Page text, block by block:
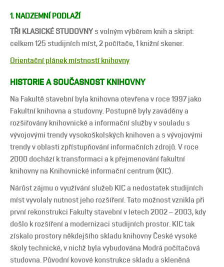
1. NADZEMNÍ PODLAŽÍ
TŘI KLASICKÉ STUDOVNYs volným výběrem knih a skript:
celkem 125 studijních míst, 2 počítače, 1 knižní skener.
Orientační plánek místností knihovny
HISTORIE A SOUČASNOST KNIHOVNY
Na Fakultě stavební byla knihovna otevřena v roce 1997 jako
Fakultní knihovna a studovny. Postupně byly zaváděny a
rozšiřovány knihovnické a informační služby v souladu s
vývojovými trendy vysokoškolských knihoven a s vývojovými
trendy v oblasti zpřístupňování informačních zdrojů. V roce
2000 dochází k transformaci a k přejmenování fakultní
knihovny na Knihovnické informační centrum (KIC).
Nárůst zájmu o využívání služeb KIC a nedostatek studijních
míst vyvolaly nutnost jeho rozšíření. Tato možnost vznikla při
první rekonstrukci Fakulty stavební v letech 2002 – 2003, kdy
došlo k rozšíření a modernizaci studijních prostor. KIC tak
získalo prostory někdejšího skladu knihovny České vysoké
školy technické, v nichž byla vybudována Modrá počítačová
studovna. Původní kovové konstrukce skladu a skleněná